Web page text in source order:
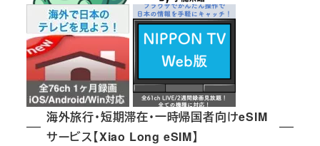
海外旅行・短期滞在・一時帰国者向けeSIM
サービス【Xiao Long eSIM】